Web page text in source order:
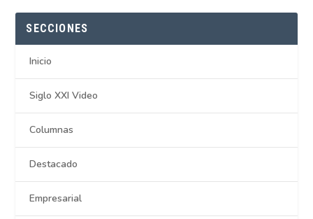
SECCIONES
Inicio
Siglo XXI Video
Columnas
Destacado
Empresarial